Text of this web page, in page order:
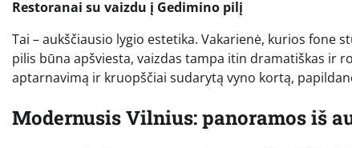
Restoranai su vaizdu į Gedimino pilį
Tai – aukščiausio lygio estetika. Vakarienė, kurios fone
pilis būna apšviesta, vaizdas tampa itin dramatiškas ir
aptarnavimą ir kruopščiai sudarytą vyno kortą,
Modernusis Vilnius: panoramos iš